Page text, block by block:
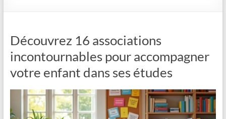
Découvrez 16 associations
incontournables pour accompagner
votre enfant dans ses études